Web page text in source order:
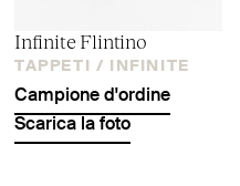
Infinite Flintino
TAPPETI / INFINITE
Campione d'ordine
Scarica la foto